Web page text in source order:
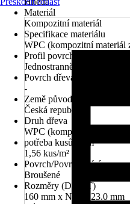
Materiál
Kompozitní materiál
Specifikace materiálu
WPC (kompozitní materiál
Profil povrchu
Jednostranně rýhované
Povrch dřeva
-
Země původu
Česká republika
Druh dřeva
WPC (kompozitní materiál
potřeba kusů na m²
1,56 kus/m²
Povrch/Povrchová úprava
Broušené
Rozměry (DxŠxT)
160 mm x N/A x 23.0 mm